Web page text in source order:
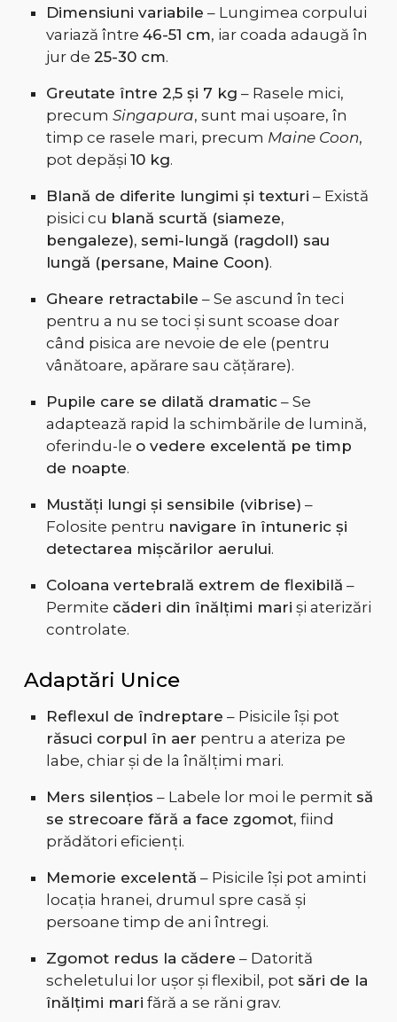
Dimensiuni variabile – Lungimea corpului
variază între 46-51 cm, iar coada adaugă în
jur de 25-30 cm.
Greutate între 2,5 și 7 kg – Rasele mici,
precum Singapura, sunt mai ușoare, în
timp ce rasele mari, precum Maine Coon,
pot depăși 10 kg.
Blană de diferite lungimi și texturi – Există
pisici cu blană scurtă (siameze,
bengaleze), semi-lungă (ragdoll) sau
lungă (persane, Maine Coon).
Gheare retractabile – Se ascund în teci
pentru a nu se toci și sunt scoase doar
când pisica are nevoie de ele (pentru
vânătoare, apărare sau cățărare).
Pupile care se dilată dramatic– Se
adaptează rapid la schimbările de lumină,
oferindu-le o vedere excelentă pe timp
de noapte.
Mustăți lungi și sensibile (vibrise) –
Folosite pentru navigare în întuneric și
detectarea mișcărilor aerului.
Coloana vertebrală extrem de flexibilă –
Permite căderi din înălțimi mari și aterizări
controlate.
Adaptări Unice
Reflexul de îndreptare – Pisicile își pot
răsuci corpul în aer pentru a ateriza pe
labe, chiar și de la înălțimi mari.
Mers silențios – Labele lor moi le permit să
se strecoare fără a face zgomot, fiind
prădători eficienți.
Memorie excelentă – Pisicile își pot aminti
locația hranei, drumul spre casă și
persoane timp de ani întregi.
Zgomot redus la cădere – Datorită
scheletului lor ușor și flexibil, pot sări de la
înălțimi mari fără a se răni grav.